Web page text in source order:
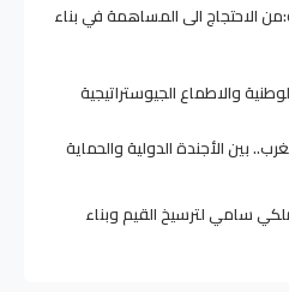
الاحتجاج الى المساهمة في بناء
والاطماع الجيوستراتيجية
بين الأجندة الدولية والحماية
سامي لترسيخ القيم وبناء